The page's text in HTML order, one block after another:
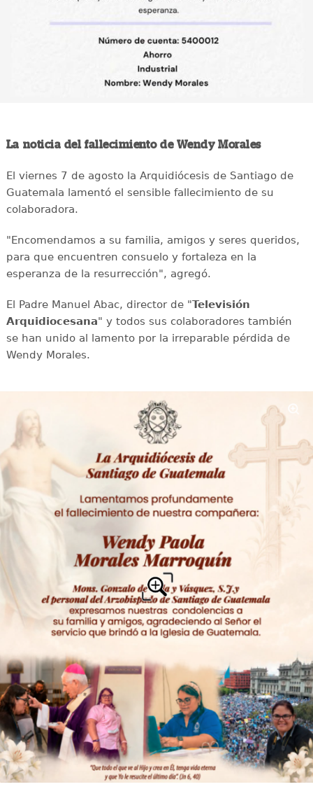
La noticia del fallecimiento de Wendy Morales
El viernes 7 de agosto la Arquidiócesis de Santiago de
Guatemala lamentó el sensible fallecimiento de su
colaboradora.
"Encomendamos a su familia, amigos y seres queridos,
para que encuentren consuelo y fortaleza en la
esperanza de la resurrección", agregó.
El Padre Manuel Abac, director de "Televisión
Arquidiocesana" y todos sus colaboradores también
se han unido al lamento por la irreparable pérdida de
Wendy Morales.